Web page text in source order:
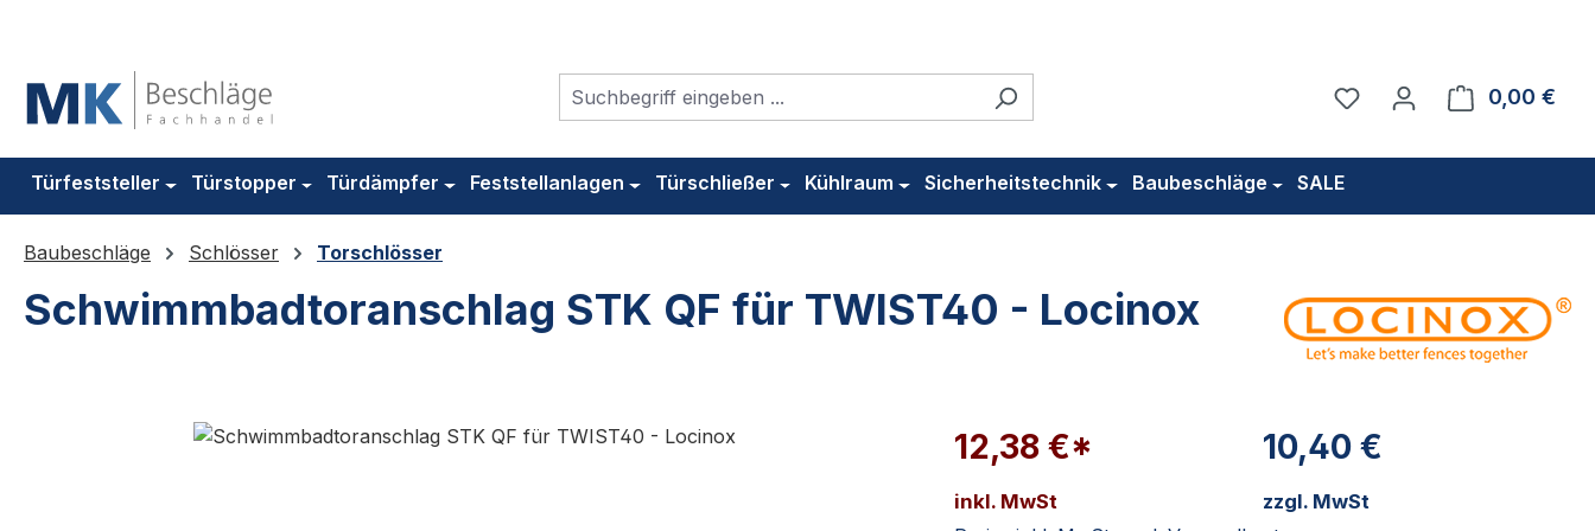
Du hast 0 Produkte auf
0,00 €
Türfeststeller Türstopper Türdämpfer Feststellanlagen Türschließer Kühlraum Sicherheitstechnik Baubeschläge SALE
Baubeschläge Schlösser Torschlösser
Schwimmbadtoranschlag STK QF für TWIST40 - Locinox
12,38 €*
inkl. MwSt
10,40 €
zzgl. MwSt